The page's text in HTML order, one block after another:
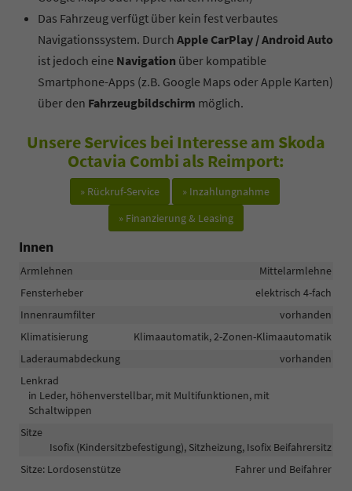
Das Fahrzeug verfügt über kein fest verbautes
Navigationssystem. Durch Apple CarPlay / Android Auto
ist jedoch eine Navigation über kompatible
Smartphone-Apps (z.B. Google Maps oder Apple Karten)
über den Fahrzeugbildschirm möglich.
Unsere Services bei Interesse am Skoda
Octavia Combi als Reimport:
» Rückruf-Service
» Inzahlungnahme
» Finanzierung & Leasing
Innen
Armlehnen
Mittelarmlehne
Fensterheber
elektrisch 4-fach
Innenraumfilter
vorhanden
Klimatisierung
Klimaautomatik, 2-Zonen-Klimaautomatik
Laderaumabdeckung
vorhanden
Lenkrad
in Leder, höhenverstellbar, mit Multifunktionen, mit
Schaltwippen
Sitze
Isofix (Kindersitzbefestigung), Sitzheizung, Isofix Beifahrersitz
Sitze: Lordosenstütze
Fahrer und Beifahrer